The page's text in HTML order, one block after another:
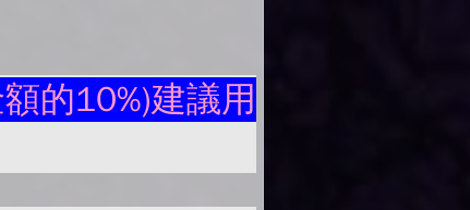
的10%)建議用